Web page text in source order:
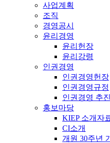
사업계획
조직
경영공시
윤리경영
윤리헌장
윤리강령
인권경영
인권경영헌장
인권경영규정
인권경영 추
홍보마당
KIEP 소개자
CI소개
개원 30주년